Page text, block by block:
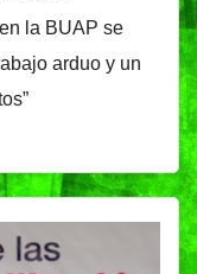
la BUAP se
arduo y un